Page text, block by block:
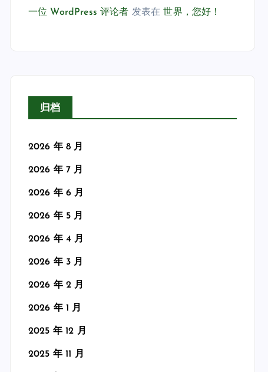
一位 WordPress 评论者 发表在世界，您好！
归档
2026 年 8 月
2026 年 7 月
2026 年 6 月
2026 年 5 月
2026 年 4 月
2026 年 3 月
2026 年 2 月
2026 年 1 月
2025 年 12 月
2025 年 11 月